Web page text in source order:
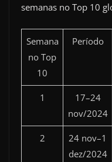
semanas no Top 10
Semana
no Top
10
Período
1
17–24
nov/2024
2
24 nov–1
dez/2024